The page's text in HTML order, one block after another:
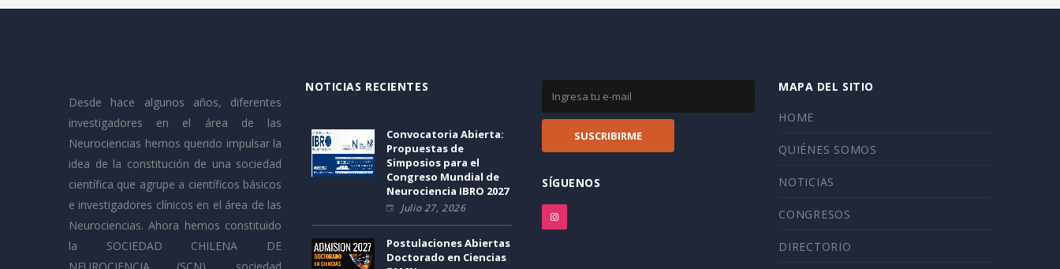
Desde hace algunos años, diferentes
investigadores en el área de las
Neurociencias hemos querido impulsar la
idea de la constitución de una sociedad
científica que agrupe a científicos básicos
e investigadores clínicos en el área de las
Neurociencias. Ahora hemos constituido
la SOCIEDAD CHILENA DE
NOTICIAS RECIENTES
Convocatoria Abierta:
Propuestas de
Simposios para el
Congreso Mundial de
Neurociencia IBRO 2027
Julio 27, 2026
Postulaciones Abiertas
Doctorado en Ciencias
SÍGUENOS
MAPA DEL SITIO
HOME
QUIÉNES SOMOS
NOTICIAS
CONGRESOS
DIRECTORIO